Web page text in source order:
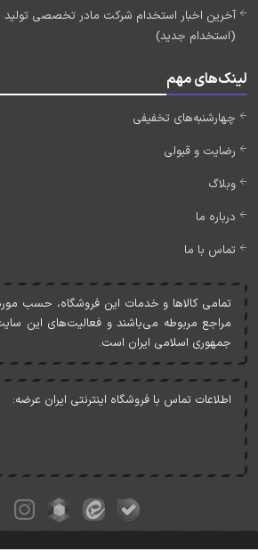
(استخدام جدید)
لینک‌های مهم
چهارشنبه‌های تخفیفی
رضایت و قبولی
وبلاگ
درباره ما
تماس با ما
تمامی کالاها و خدمات اين فروشگاه، حسب
مراجع مربوطه می‌باشند و فعاليت‌های اين
جمهوری اسلامی ايران است.
اطلاعات تماس با فروشگاه اینترنتی ایران عرضه: